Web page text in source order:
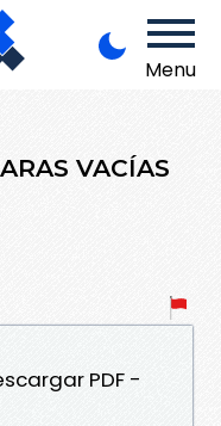
Menu
VACÍAS
PDF -